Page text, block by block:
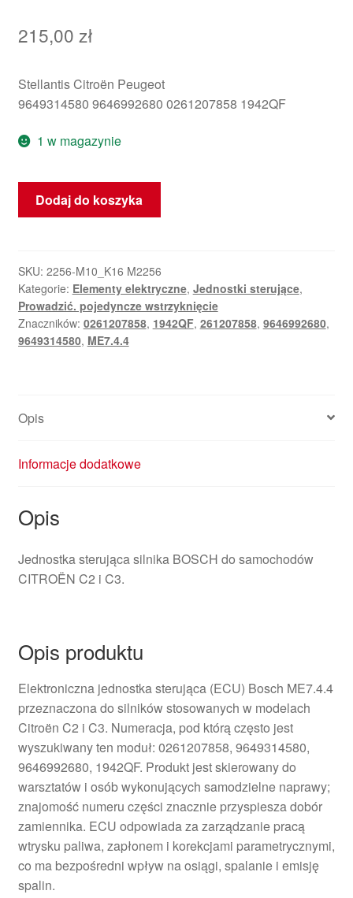
215,00 zł
Stellantis Citroën Peugeot
9649314580 9646992680 0261207858 1942QF
1 w magazynie
ilość
Sterownik
ME7.4.4
0261207858
9649314580
Dodaj do koszyka
SKU: 2256-M10_K16 M2256
Kategorie: Elementy elektryczne, Jednostki sterujące,
Prowadzić. pojedyncze wstrzyknięcie
Znaczników: 0261207858, 1942QF, 261207858, 9646992680,
9649314580, ME7.4.4
Opis
Informacje dodatkowe
Opis
Jednostka sterująca silnika BOSCH do samochodów
CITROËN C2 i C3.
Opis produktu
Elektroniczna jednostka sterująca (ECU) Bosch ME7.4.4
przeznaczona do silników stosowanych w modelach
Citroën C2 i C3. Numeracja, pod którą często jest
wyszukiwany ten moduł: 0261207858, 9649314580,
9646992680, 1942QF. Produkt jest skierowany do
warsztatów i osób wykonujących samodzielne naprawy;
znajomość numeru części znacznie przyspiesza dobór
zamiennika. ECU odpowiada za zarządzanie pracą
wtrysku paliwa, zapłonem i korekcjami parametrycznymi,
co ma bezpośredni wpływ na osiągi, spalanie i emisję
spalin.